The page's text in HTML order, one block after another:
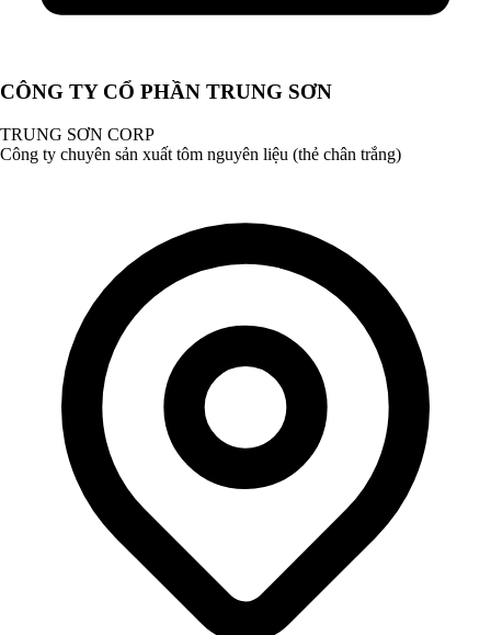
CÔNG TY CỔ PHẦN TRUNG SƠN
TRUNG SƠN CORP
Công ty chuyên sản xuất tôm nguyên liệu (thẻ chân trắng)